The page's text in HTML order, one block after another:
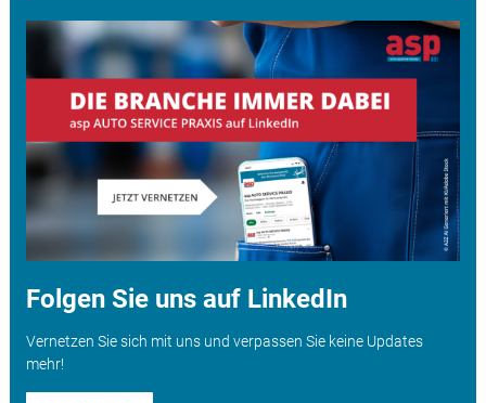
Folgen Sie uns auf LinkedIn
Vernetzen Sie sich mit uns und verpassen Sie keine Updates
mehr!